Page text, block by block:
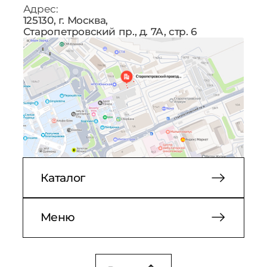
Адрес:
125130, г. Москва,
Старопетровский пр., д. 7А, стр. 6
Каталог
Меню